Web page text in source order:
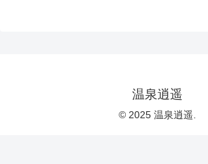
温泉逍遥
© 2025 温泉逍遥.